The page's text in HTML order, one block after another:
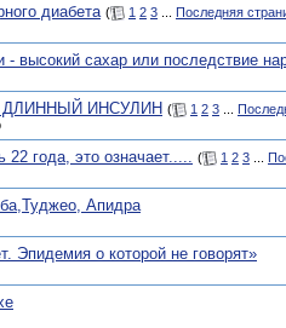
диабета ( 1 2 3 Последняя
- высокий сахар или последствие
ДЛИННЫЙ ИНСУЛИН ( 1 2 3
22 года, это означает..... ( 1 2 3
Апидра
Эпидемия о которой не говорят»